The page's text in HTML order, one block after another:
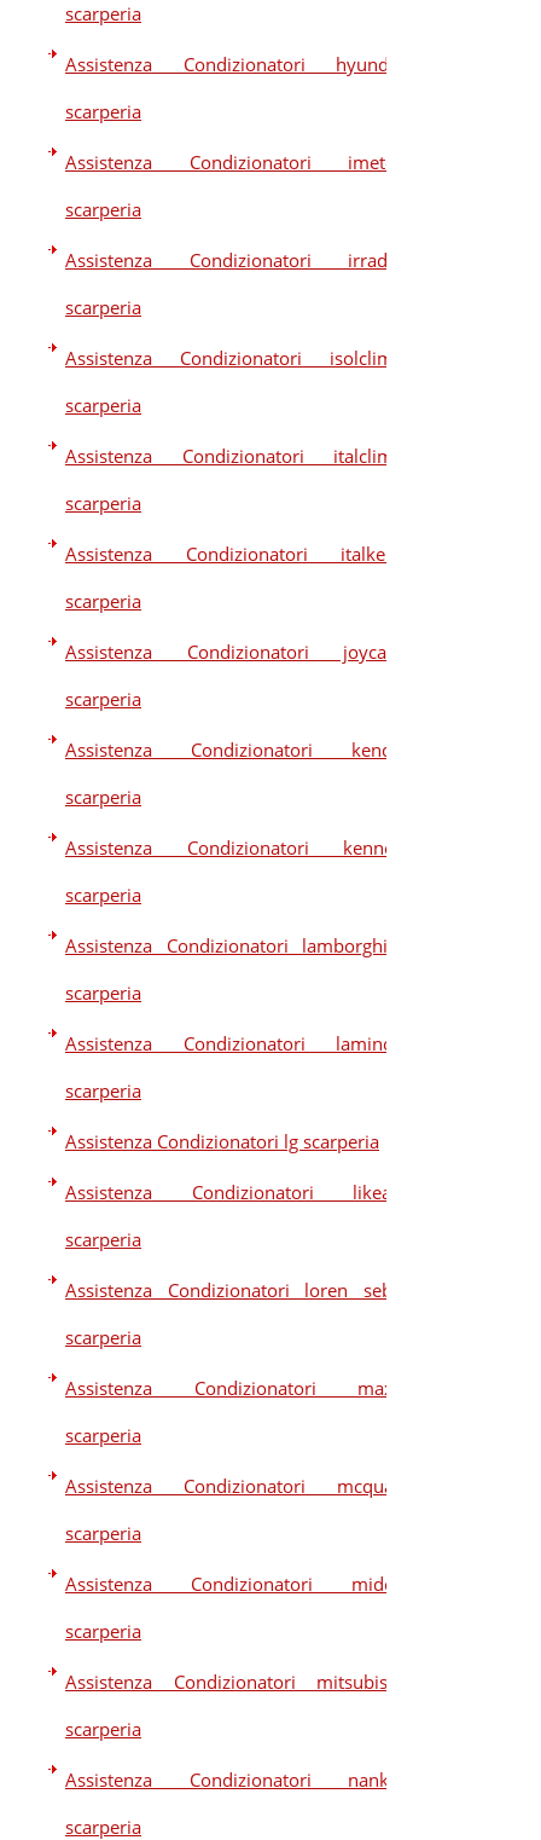
scarperia
Assistenza Condizionatori hyundai
scarperia
Assistenza Condizionatori imetec
scarperia
Assistenza Condizionatori irradio
scarperia
Assistenza Condizionatori isolclima
scarperia
Assistenza Condizionatori italclima
scarperia
Assistenza Condizionatori italkero
scarperia
Assistenza Condizionatori joycare
scarperia
Assistenza Condizionatori kendo
scarperia
Assistenza Condizionatori kennex
scarperia
Assistenza Condizionatori lamborghini
scarperia
Assistenza Condizionatori laminox
scarperia
Assistenza Condizionatori lg scarperia
Assistenza Condizionatori likeair
scarperia
Assistenza Condizionatori loren sebo
scarperia
Assistenza Condizionatori maxa
scarperia
Assistenza Condizionatori mcquay
scarperia
Assistenza Condizionatori midea
scarperia
Assistenza Condizionatori mitsubishi
scarperia
Assistenza Condizionatori nankaj
scarperia